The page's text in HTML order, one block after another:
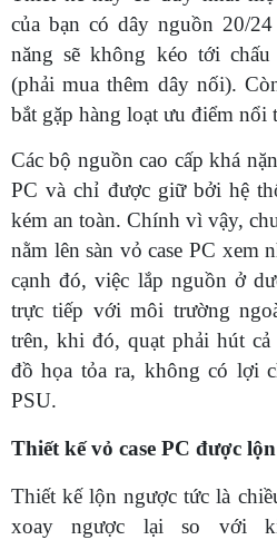
của bạn có dây nguồn 20/
năng sẽ không kéo tới
(phải mua thêm dây nối).
bắt gặp hàng loạt ưu điểm nổi
Các bộ nguồn cao cấp khá
PC và chỉ được giữ bởi hệ
kém an toàn. Chính vì vậy,
nằm lên sàn vỏ case PC xem
cạnh đó, việc lắp nguồn ở
trực tiếp với môi trường
trên, khi đó, quạt phải hút
đồ họa tỏa ra, không có lợi
PSU.
Thiết kế vỏ case PC được
Thiết kế lộn ngược tức là
xoay ngược lại so với